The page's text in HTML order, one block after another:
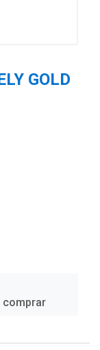
GOLD
comprar